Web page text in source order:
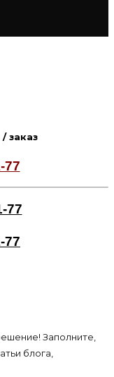
заказ
77
77
77
Заполните,
блога,